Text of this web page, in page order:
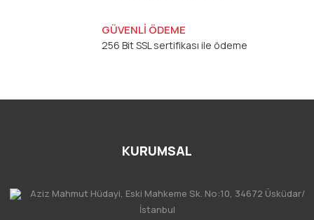
GÜVENLİ ÖDEME
256 Bit SSL sertifikası ile ödeme
KURUMSAL
Aziz Mahmut Hüdayi, Eski Mahkeme Sk. No:10, 34672 Üsküdar/
İstanbul